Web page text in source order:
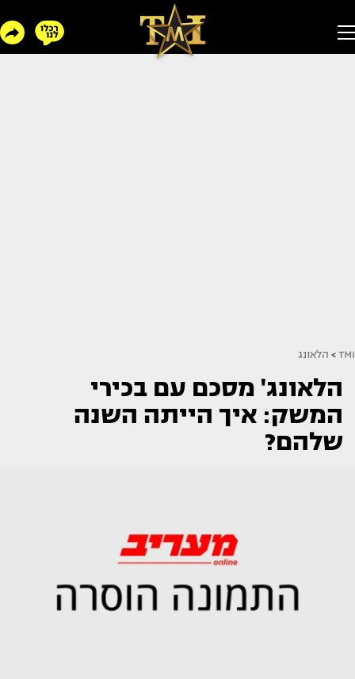
TMI
> הלאונג
הלאונג' מסכם עם בכירי
המשק: איך הייתה השנה
שלהם?